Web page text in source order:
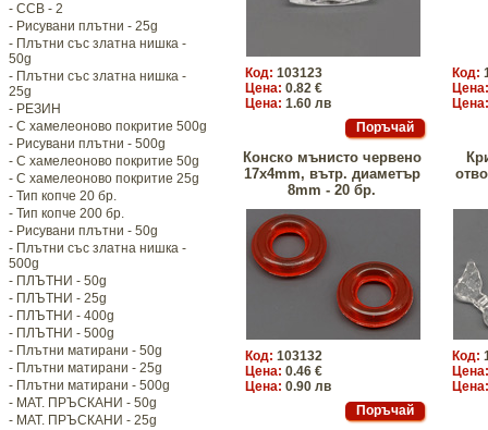
- CCB - 2
- Рисувани плътни - 25g
- Плътни със златна нишка -
50g
- Плътни със златна нишка -
25g
- РЕЗИН
- С хамелеоново покритие 500g
- Рисувани плътни - 500g
- С хамелеоново покритие 50g
- С хамелеоново покритие 25g
- Тип копче 20 бр.
- Тип копче 200 бр.
- Рисувани плътни - 50g
- Плътни със златна нишка -
500g
- ПЛЪТНИ - 50g
- ПЛЪТНИ - 25g
- ПЛЪТНИ - 400g
- ПЛЪТНИ - 500g
- Плътни матирани - 50g
- Плътни матирани - 25g
- Плътни матирани - 500g
- МАТ. ПРЪСКАНИ - 50g
- МАТ. ПРЪСКАНИ - 25g
Код: 103123
Цена: 0.82 €
Цена: 1.60 лв
Код:
Конско мънисто червено
17x4mm, вътр. диаметър
8mm - 20 бр.
Код: 103132
Цена: 0.46 €
Цена: 0.90 лв
Код: